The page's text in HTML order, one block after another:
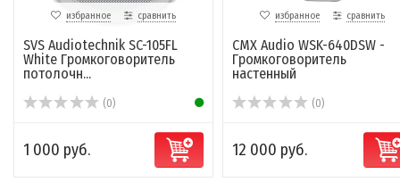
избранное сравнить
SVS Audiotechnik SC-105FL
White Громкоговоритель
потолочн...
(0)
1 000 руб.
избранное сравнить
CMX Audio WSK-640DSW -
Громкоговоритель
настенный
(0)
12 000 руб.